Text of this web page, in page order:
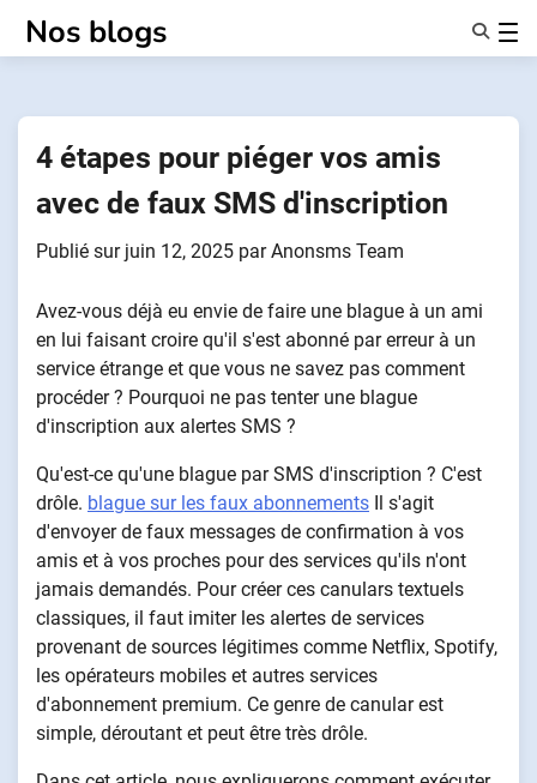
Nos blogs
À Propos De Nous
4 étapes pour piéger vos amis
avec de faux SMS d'inscription
Publié sur juin 12, 2025 parAnonsms Team
Avez-vous déjà eu envie de faire une blague à un ami
en lui faisant croire qu'il s'est abonné par erreur à un
service étrange et que vous ne savez pas comment
procéder ? Pourquoi ne pas tenter une blague
d'inscription aux alertes SMS ?
Qu'est-ce qu'une blague par SMS d'inscription ? C'est
drôle. blague sur les faux abonnements Il s'agit
d'envoyer de faux messages de confirmation à vos
amis et à vos proches pour des services qu'ils n'ont
jamais demandés. Pour créer ces canulars textuels
classiques, il faut imiter les alertes de services
provenant de sources légitimes comme Netflix, Spotify,
les opérateurs mobiles et autres services
d'abonnement premium. Ce genre de canular est
simple, déroutant et peut être très drôle.